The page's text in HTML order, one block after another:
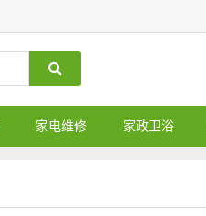
家电维修 家政卫浴